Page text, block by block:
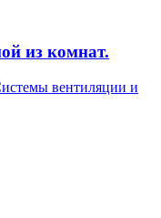
из комнат.
вентиляции и